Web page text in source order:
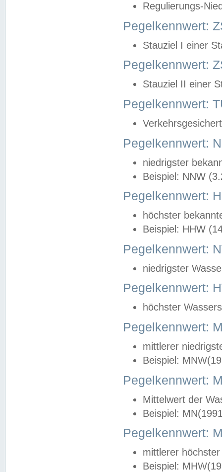
Regulierungs-
Pegelkennwert:
Stauziel I einer
Pegelkennwert:
Stauziel II einer
Pegelkennwert:
Pegelkennwert:
niedrigster
Beispiel: NNW
Pegelkennwert:
höchster
Beispiel: HHW
Pegelkennwert:
niedrigster
Pegelkennwert:
höchster
Pegelkennwert:
mittlerer
Beispiel:
Pegelkennwert:
Mittelwert der
Beispiel:
Pegelkennwert:
mittlerer
Beispiel: